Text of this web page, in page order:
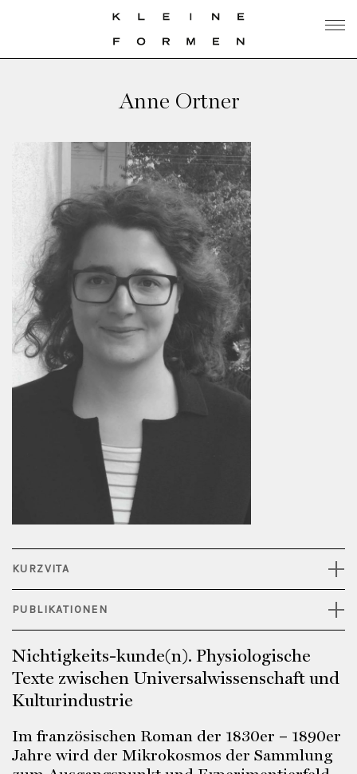
Anne Ortner
KURZVITA
PUBLIKATIONEN
Nichtigkeits-kunde(n). Physiologische
Texte zwischen Universalwissenschaft und
Kulturindustrie
Im französischen Roman der 1830er­ – 1890er
Jahre wird der Mikrokosmos der Sammlung